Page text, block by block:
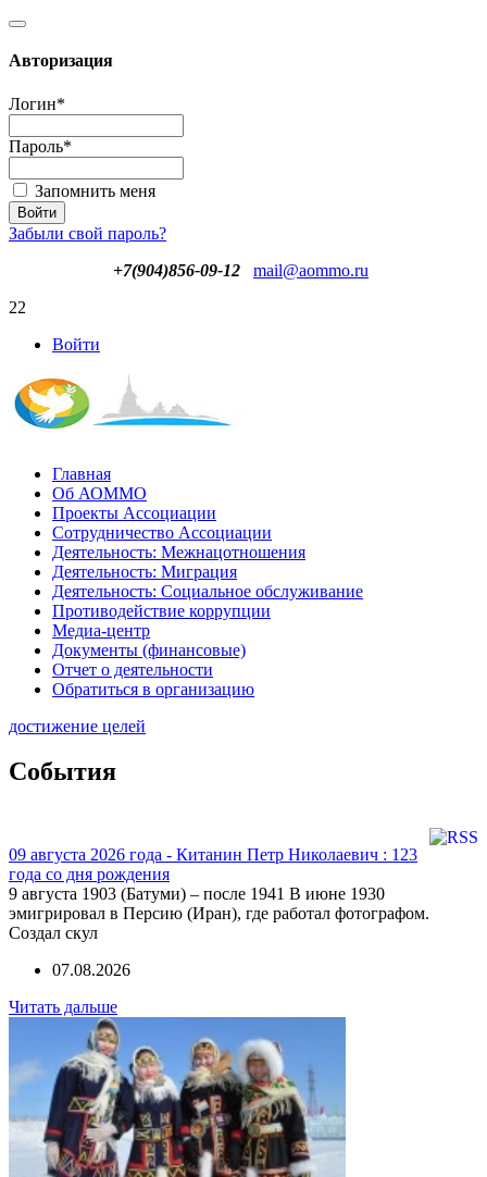
Авторизация
Логин*
Пароль*
Запомнить меня
Забыли свой пароль?
+7(904)856-09-12
mail@aommo.ru
22
Войти
Главная
Об АОММО
Проекты Ассоциации
Сотрудничество Ассоциации
Деятельность: Межнацотношения
Деятельность: Миграция
Деятельность: Социальное обслуживание
Противодействие коррупции
Медиа-центр
Документы (финансовые)
Отчет о деятельности
Обратиться в организацию
достижение целей
События
09 августа 2026 года - Китанин Петр Николаевич : 123
года со дня рождения
9 августа 1903 (Батуми) – после 1941 В июне 1930
эмигрировал в Персию (Иран), где работал фотографом.
Создал скул
07.08.2026
Читать дальше